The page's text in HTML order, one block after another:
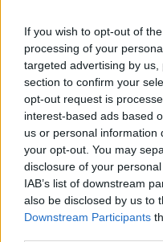
If you wish to opt-out of
processing of your
targeted advertising by
section to confirm your
opt-out request is
interest-based ads based
us or personal information
your opt-out. You may
disclosure of your
IAB’s list of downstream
also be disclosed by us to
Downstream Participants
Corsi di